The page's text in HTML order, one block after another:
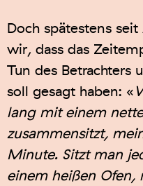
Doch spätestens
wir, dass das
Tun des Betrachters
soll gesagt haben: «
lang mit einem
zusammensitzt,
Minute. Sitzt man
einem heißen Ofen,